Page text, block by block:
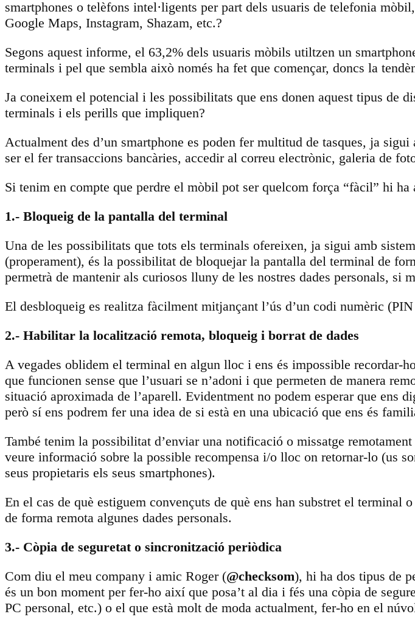
smartphones o telèfons intel·ligents per part dels usuaris de telefonia
Google Maps, Instagram, Shazam, etc.?
Segons aquest informe, el 63,2% dels usuaris mòbils utiltzen un
terminals i pel que sembla això només ha fet que començar, doncs la
Ja coneixem el potencial i les possibilitats que ens donen aquest tipus de
terminals i els perills que impliquen?
Actualment des d’un smartphone es poden fer multitud de tasques, ja
ser el fer transaccions bancàries, accedir al correu electrònic, galeria de
Si tenim en compte que perdre el mòbil pot ser quelcom força “fàcil” hi
1.- Bloqueig de la pantalla del terminal
Una de les possibilitats que tots els terminals ofereixen, ja sigui amb
(properament), és la possibilitat de bloquejar la pantalla del terminal de
permetrà de mantenir als curiosos lluny de les nostres dades personals, si
El desbloqueig es realitza fàcilment mitjançant l’ús d’un codi numèric
2.- Habilitar la localització remota, bloqueig i borrat de dades
A vegades oblidem el terminal en algun lloc i ens és impossible recordar-
que funcionen sense que l’usuari se n’adoni i que permeten de manera
situació aproximada de l’aparell. Evidentment no podem esperar que ens
però sí ens podrem fer una idea de si està en una ubicació que ens és
També tenim la possibilitat d’enviar una notificació o missatge
veure informació sobre la possible recompensa i/o lloc on retornar-lo (us
seus propietaris els seus smartphones).
En el cas de què estiguem convençuts de què ens han substret el
de forma remota algunes dades personals.
3.- Còpia de seguretat o sincronització periòdica
Com diu el meu company i amic Roger (@checksom), hi ha dos tipus de
és un bon moment per fer-ho així que posa’t al dia i fés una còpia de
PC personal, etc.) o el que està molt de moda actualment, fer-ho en el